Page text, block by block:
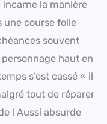
incarne la manière
une course folle
souvent
haut en
s’est cassé « il
tout de réparer
! Aussi absurde